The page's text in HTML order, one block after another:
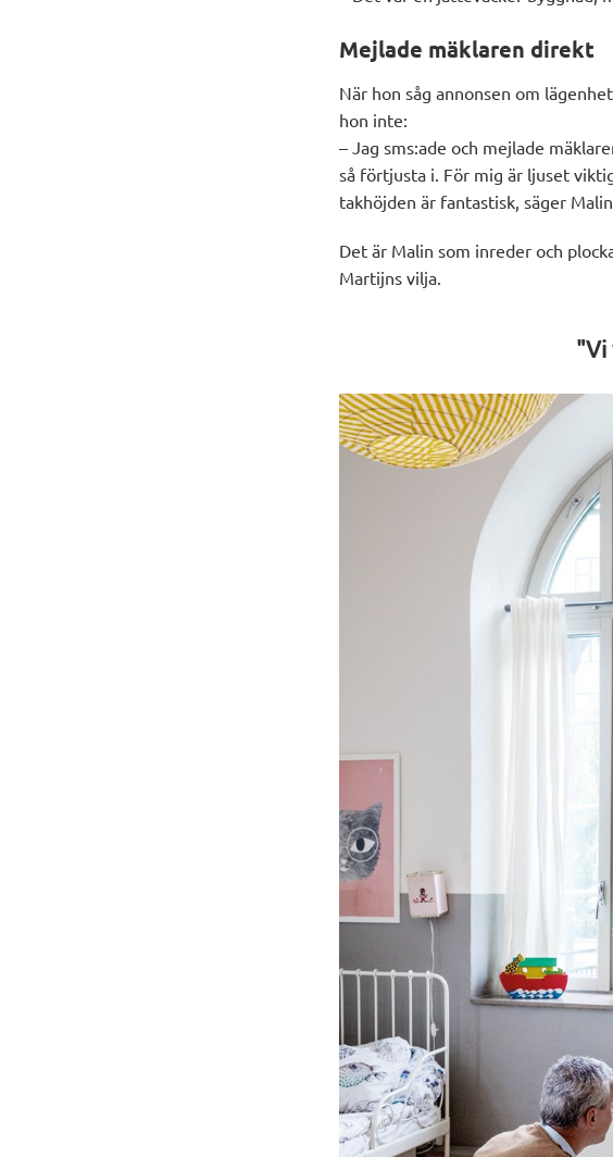
Mejlade mäklaren direkt
När hon såg annonsen om
hon inte:
– Jag sms:ade och mejlade
så förtjusta i. För mig är ljuset
takhöjden är fantastisk, säger Malin.
Det är Malin som inreder och
Martijns vilja.
"Vi